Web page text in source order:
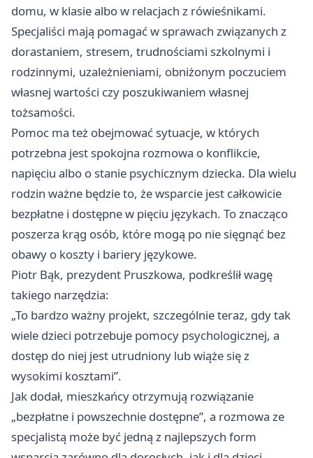
domu, w klasie albo w relacjach z rówieśnikami.
Specjaliści mają pomagać w sprawach związanych z
dorastaniem, stresem, trudnościami szkolnymi i
rodzinnymi, uzależnieniami, obniżonym poczuciem
własnej wartości czy poszukiwaniem własnej
tożsamości.
Pomoc ma też obejmować sytuacje, w których
potrzebna jest spokojna rozmowa o konflikcie,
napięciu albo o stanie psychicznym dziecka. Dla wielu
rodzin ważne będzie to, że wsparcie jest całkowicie
bezpłatne i dostępne w pięciu językach. To znacząco
poszerza krąg osób, które mogą po nie sięgnąć bez
obawy o koszty i bariery językowe.
Piotr Bąk, prezydent Pruszkowa, podkreślił wagę
takiego narzędzia:
„To bardzo ważny projekt, szczególnie teraz, gdy tak
wiele dzieci potrzebuje pomocy psychologicznej, a
dostęp do niej jest utrudniony lub wiąże się z
wysokimi kosztami”.
Jak dodał, mieszkańcy otrzymują rozwiązanie
„bezpłatne i powszechnie dostępne”, a rozmowa ze
specjalistą może być jedną z najlepszych form